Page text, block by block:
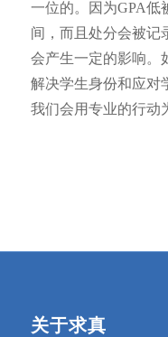
一位的。因为GPA低
间，而且处分会被记
会产生一定的影响。
解决学生身份和应对
我们会用专业的行动
关于求真